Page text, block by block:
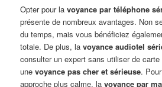
Opter pour lavoyance par téléphone
présente de nombreux avantages. Non
du temps, mais vous bénéficiez
totale. De plus, lavoyance audiotel
consulter un expert sans utiliser de
unevoyance pas cher et sérieuse.
approche plus calme, lavoyance par